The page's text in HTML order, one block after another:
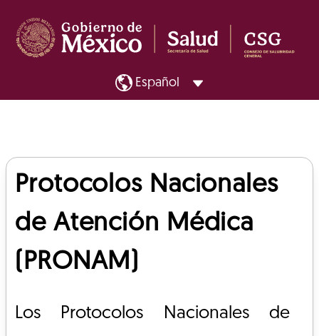
Protocolos Nacionales
de Atención Médica
(PRONAM)
Los Protocolos Nacionales de